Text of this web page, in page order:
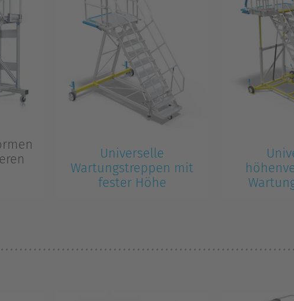
Universelle
Wartungstreppen mit
fester Höhe
werden
mittels